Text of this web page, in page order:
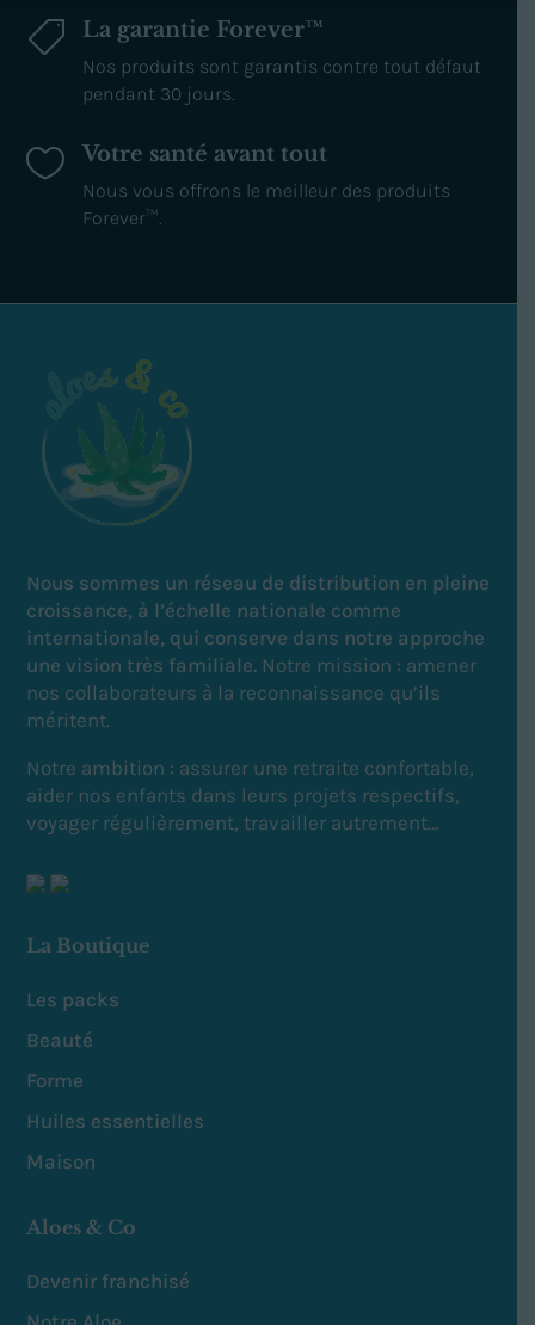
 La garantie Forever™
Nos produits sont garantis contre tout défaut
pendant 30 jours.
 Votre santé avant tout
Nous vous offrons le meilleur des produits
Forever™.
Nous sommes un réseau de distribution en pleine
croissance, à l’échelle nationale comme
internationale, qui conserve dans notre approche
une vision très familiale. Notre mission : amener
nos collaborateurs à la reconnaissance qu’ils
méritent.
Notre ambition : assurer une retraite confortable,
aider nos enfants dans leurs projets respectifs,
voyager régulièrement, travailler autrement…
La Boutique
Les packs
Beauté
Forme
Huiles essentielles
Maison
Aloes & Co
Devenir franchisé